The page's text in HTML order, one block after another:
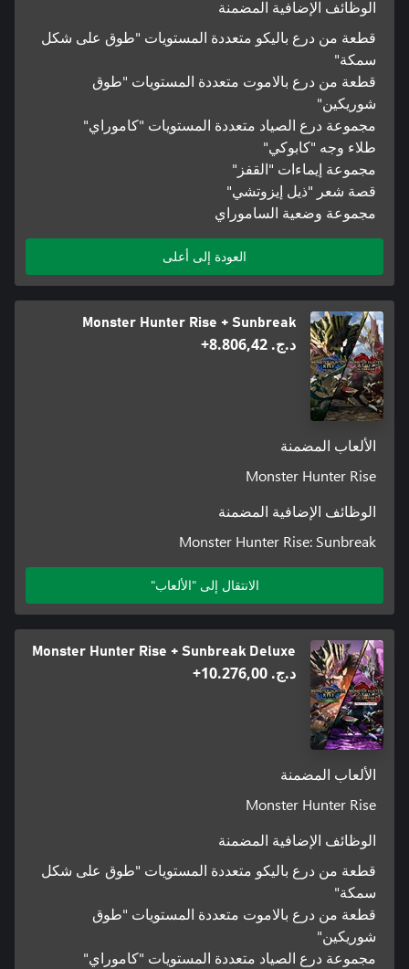
الوظائف الإضافية المضمنة
قطعة من درع باليكو متعددة المستويات "طوق على شكل
سمكة"
قطعة من درع بالاموت متعددة المستويات "طوق
شوريكين"
مجموعة درع الصياد متعددة المستويات "كاموراي"
طلاء وجه "كابوكي"
مجموعة إيماءات "القفز"
قصة شعر "ذيل إيزوتشي"
مجموعة وضعية الساموراي
العودة إلى أعلى
Monster Hunter Rise + Sunbreak
د.ج.‏ 8.806,42+
الألعاب المضمنة
Monster Hunter Rise
الوظائف الإضافية المضمنة
Monster Hunter Rise: Sunbreak
الانتقال إلى "الألعاب"
Monster Hunter Rise + Sunbreak Deluxe
د.ج.‏ 10.276,00+
الألعاب المضمنة
Monster Hunter Rise
الوظائف الإضافية المضمنة
قطعة من درع باليكو متعددة المستويات "طوق على شكل
سمكة"
قطعة من درع بالاموت متعددة المستويات "طوق
شوريكين"
مجموعة درع الصياد متعددة المستويات "كاموراي"